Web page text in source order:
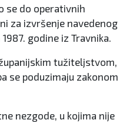
se do operativnih
za izvršenje navedenog
godine iz Travnika.
tužiteljstvom,
se poduzimaju zakonom
nezgode, u kojima nije